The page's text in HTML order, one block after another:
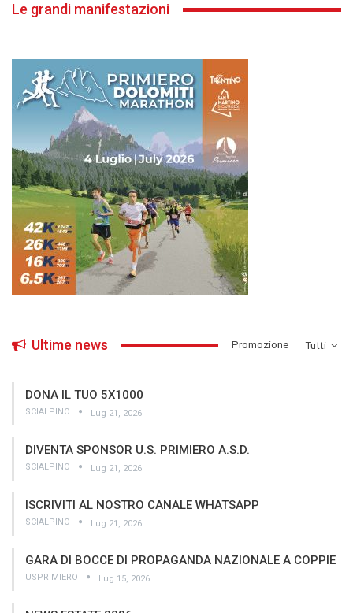
Le grandi manifestazioni
Tutti
Ultime news ­Promozione
DONA IL TUO 5X1000
SCIALPINO Lug 21, 2026
DIVENTA SPONSOR U.S. PRIMIERO A.S.D.
SCIALPINO Lug 21, 2026
ISCRIVITI AL NOSTRO CANALE WHATSAPP
SCIALPINO Lug 21, 2026
GARA DI BOCCE DI PROPAGANDA NAZIONALE A COPPIE
USPRIMIERO Lug 15, 2026